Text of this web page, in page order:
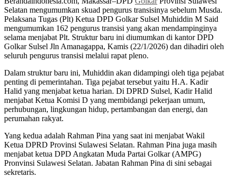
Selatan mengumumkan skuad pengurus transisinya sebelum Musda.
Pelaksana Tugas (Plt) Ketua DPD Golkar Sulsel Muhiddin M Said
mengumumkan 162 pengurus transisi yang akan mendampinginya
selama menjabat Plt. Struktur baru ini diumumkan di kantor DPD
Golkar Sulsel Jln Amanagappa, Kamis (22/1/2026) dan dihadiri oleh
seluruh pengurus transisi melalui rapat pleno.
Dalam struktur baru ini, Muhiddin akan didampingi oleh tiga pejabat
penting di pemerintahan. Tiga pejabat tersebut yaitu H.A. Kadir
Halid yang menjabat ketua harian. Di DPRD Sulsel, Kadir Halid
menjabat Ketua Komisi D yang membidangi pekerjaan umum,
perhubungan, lingkungan hidup, pertambangan dan energi, dan
perumahan rakyat.
Yang kedua adalah Rahman Pina yang saat ini menjabat Wakil
Ketua DPRD Provinsi Sulawesi Selatan. Rahman Pina juga masih
menjabat ketua DPD Angkatan Muda Partai Golkar (AMPG)
Pronvinsi Sulawesi Selatan. Jabatan Rahman Pina di sini sebagai
sekretaris.